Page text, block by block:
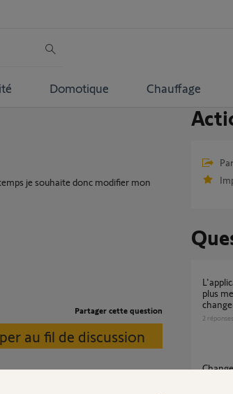
Domotique Chauffage
je souhaite donc modifier mon
Partager cette question
au fil de discussion
L'application Somfy protection ne reconnaît
plus
2 réponses
Changement adresse email suite à un